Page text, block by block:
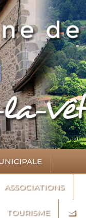
ASSOCIATIONS
TOURISME